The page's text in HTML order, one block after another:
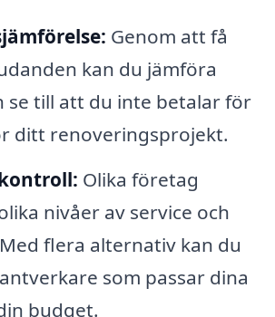
Genom att få
kan du jämföra
se till att du inte betalar för
ditt renoveringsprojekt.
Olika företag
nivåer av service och
flera alternativ kan du
som passar dina
budget.